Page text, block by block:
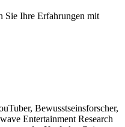
Sie Ihre Erfahrungen mit
Bewusstseinsforscher,
Entertainment Research